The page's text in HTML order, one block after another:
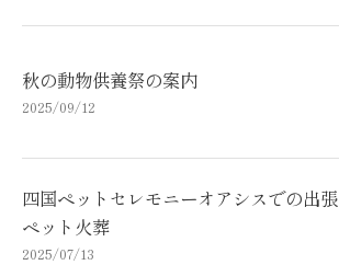
秋の動物供養祭の案内
2025/09/12
四国ペットセレモニーオアシスでの出張
ペット火葬
2025/07/13